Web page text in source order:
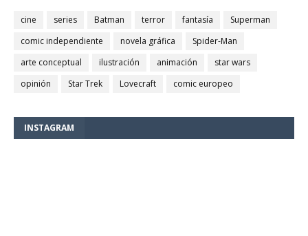
cine series Batman terror fantasía
Superman
comic independiente
novela gráfica
Spider-Man
arte conceptual
ilustración animación
star wars
opinión
Star Trek Lovecraft comic europeo
INSTAGRAM